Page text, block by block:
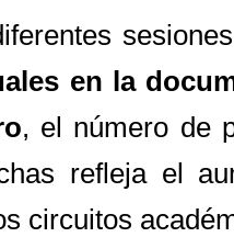
en la
, el número de
refleja el
circuitos